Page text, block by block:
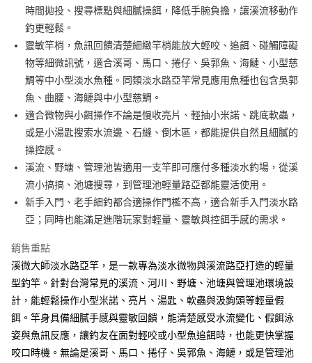
【注意事項】
1.本服務係由「台灣大哥大股份有限公司」（以下簡稱本公司）所提供，讓
用戶於交易時，得透過本服務購買商品或服務，並由商店將買賣／分期付款
買賣價金債權讓與本公司後，依約使用本公司帳單繳交帳款。
2.基於同意付款使用「大哥付你分期」之契約關係目的，商店將以您的個人
資料（包含姓名、電話或地址）提供予台灣大哥大進項蒐集、處理及利用，
3.完整用戶服務條款，請詳閱以下連結：
３．收到繳費通知簡訊後14天內，點擊此簡訊中的連結，可透過四大超商／
※ 請注意：結帳手續完成當下不需立刻繳費，但若您需要取消訂單，請聯絡
購買商品的店家。未經商家同意取消之訂單仍視為有效，需透過AFTEE先享
後付繳納相關費用。
※ 交易是否成功請以「AFTEE先享後付 」之結帳頁面顯示為準，若有關於
是否繳費成功／繳費後需取消欲退款等相關疑問，請聯繫「AFTEE先享後付
客戶支援中心」https://netprotections.freshdesk.com/support/home
【注意事項】
１．透過由恩沛科技股份有限公司提供之「AFTEE先享後付」服務完成之交
易，需依本服務之必要範圍內提供個人資料，並將交易相關給付款項請求債
權轉讓予恩沛科技股份有限公司。
２．關於個人資料處理事宜，請瀏覽以下網址：
https://aftee.tw/terms/#terms3
３．未成年的使用者請事先徵得法定代理人或監護人之同意方可使用
「AFTEE先享後付」，若未經同意申辦者引起之損失，本公司不負相關責
任。
時審查核予不同之上限額度；若仍有額度不足之情形，本公司將視審查結果
５．嚴禁一人註冊多個帳號或使用他人資訊註冊。若發現惡意使用之情形，
恩沛科技股份有限公司將有權停止該用戶之使用額度並採取法律行動。
大型宅配(門市自取請勿下單，請聯繫客服）
每筆NT$150，滿NT$2,000(含以上)免運費
離島一般宅配
每筆NT$200，滿NT$2,000(含以上)免運費
貨到付款（門市自取請勿下單，請聯繫客服）
每筆NT$200，滿NT$3,000(含以上)免運費
國家/地區配送(**下單前請私訊客服確認實際運費(運費另
計)，訂單才得以成立**)
查看運費
時間拋投、搜尋標點與細膩操餌，降低手腕負擔，讓溪流移動作
釣更輕鬆。
靈敏竿梢，魚訊回饋清楚細緻竿梢能放大輕咬、追餌、碰觸障礙
物等細微訊號，適合溪哥、馬口、捲仔、吳郭魚、海鰱、小型慈
鯛等中小型淡水魚種。同類淡水路亞竿常見應用魚種也包含吳郭
魚、曲腰、海鰱與中小型慈鯛。
適合微物與小餌操作不論是慢收亮片、輕抽小米諾、跳底軟蟲，
或是小湯匙搜索水流邊、石縫、倒木區，都能提供自然且細膩的
操控感。
溪流、野塘、管理池皆適用一支竿即可應付多種淡水釣場，從溪
流小搞搞、池塘搜尋，到管理池輕量路亞都能靈活使用。
新手入門、老手細釣都合適操作門檻不高，適合新手入門淡水路
亞；同時也能滿足進階玩家對輕量、靈敏與控餌手感的需求。
銷售重點
溪微大師淡水路亞竿，是一款專為淡水微物與溪流路亞打造的輕量
型釣竿。針對台灣常見的溪流、河川、野塘、池塘與管理池環境設
計，能輕鬆操作小型米諾、亮片、湯匙、軟蟲與汲鉤頭等輕量假
餌。竿身具備細膩手感與靈敏回饋，能清楚感受水流變化、假餌泳
姿與魚訊反應，讓釣友在面對輕咬或小型魚追餌時，也能更快掌握
咬口時機。無論是溪哥、馬口、捲仔、吳郭魚、海鰱，或是管理池